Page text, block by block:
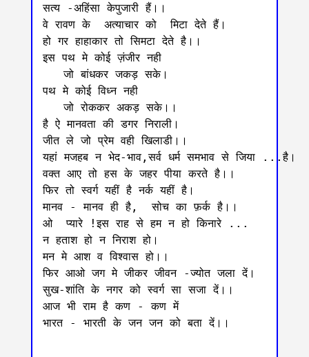
सत्य -अहिंसा केपुजारी हैं।।
वे रावण के  अत्याचार को  मिटा देते हैं।
हो गर हाहाकार तो सिमटा देते है।।
इस पथ मे कोई ज़ंजीर नही
   जो बांधकर जकड़ सके।
पथ मे कोई विध्न नही
   जो रोककर अकड़ सके।।
है ऐ मानवता की डगर निराली।
जीत ले जो प्रेम वही खिलाडी।।
यहां मजहब न भेद-भाव,सर्व धर्म समभाव से जिया ...है।
वक्त आए तो हस के जहर पीया करते है।।
फिर तो स्वर्ग यहीं है नर्क यहीं है।
मानव - मानव ही है,  सोच का फ़र्क है।।
ओ  प्यारे !इस राह से हम न हो किनारे ...
न हताश हो न निराश हो।
मन मे आश व विश्वास हो।।
फिर आओ जग मे जीकर जीवन -ज्योत जला दें।
सुख-शांति के नगर को स्वर्ग सा सजा दें।।
आज भी राम है कण - कण में
भारत - भारती के जन जन को बता दें।।